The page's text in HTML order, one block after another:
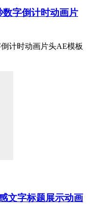
数字倒计时动画片
计时动画片头AE模板
文字标题展示动画